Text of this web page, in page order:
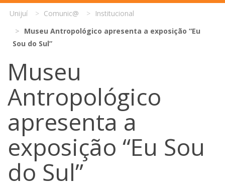
Unijuí Comunic@
Institucional
Museu Antropológico apresenta a exposição “Eu
Sou do Sul”
Museu
Antropológico
apresenta a
exposição “Eu Sou
do Sul”